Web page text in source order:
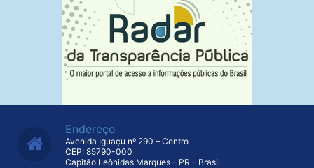
Endereço
Avenida Iguaçu nº 290 – Centro
CEP: 85790-000
Capitão Leônidas Marques – PR – Brasil